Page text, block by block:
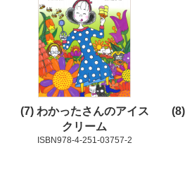
7 わかったさんのアイス
クリーム
ISBN978-4-251-03757-2
8